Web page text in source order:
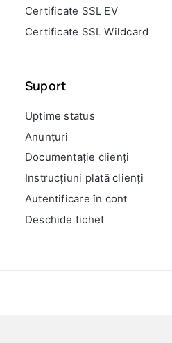
Certificate SSL EV
Certificate SSL Wildcard
Suport
Uptime status
Anunțuri
Documentație clienți
Instrucțiuni plată clienți
Autentificare în cont
Deschide tichet